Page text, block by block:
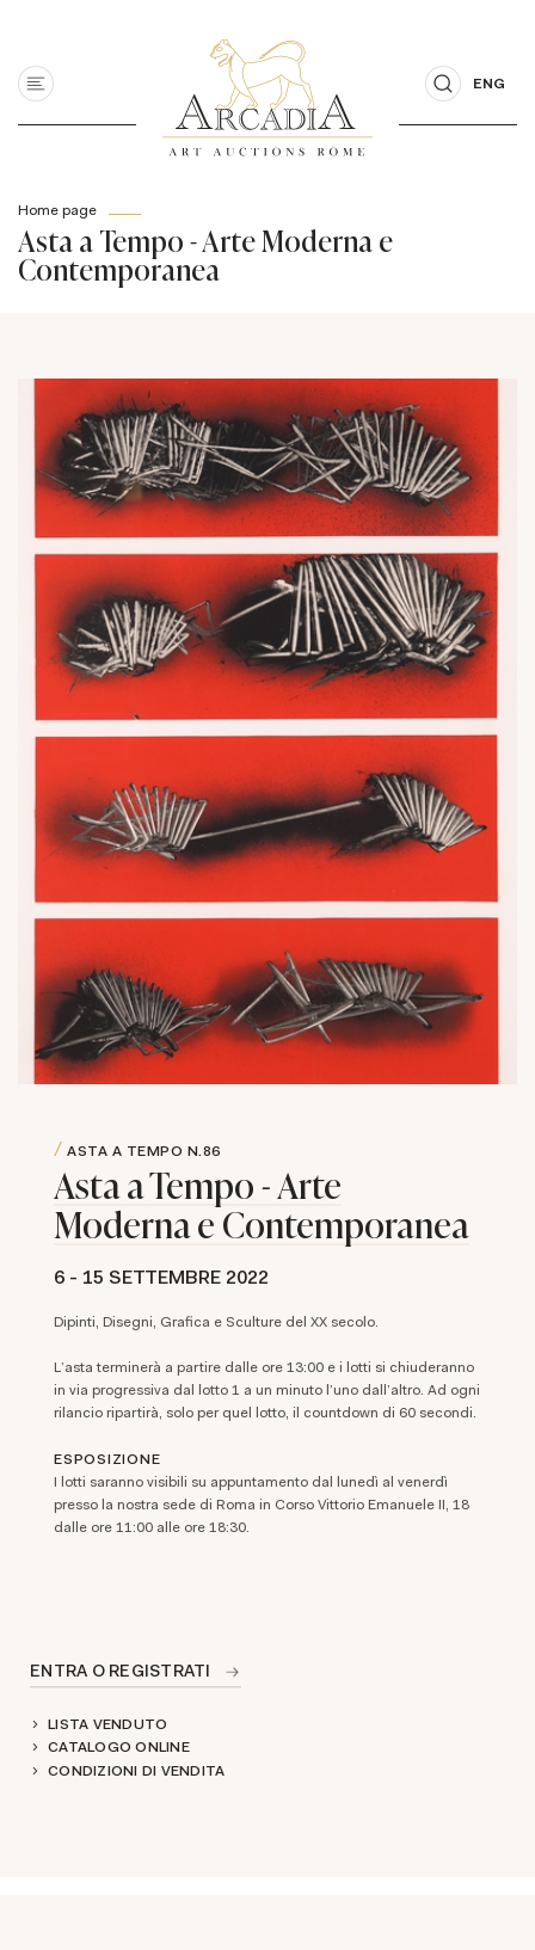
ENG
Home page
Asta a Tempo - Arte Moderna e
Contemporanea
ASTA A TEMPO N.86
Asta a Tempo - Arte
Moderna e Contemporanea
6 - 15 SETTEMBRE 2022
Dipinti, Disegni, Grafica e Sculture del XX secolo.
L'asta terminerà a partire dalle ore 13:00 e i lotti si chiuderanno
in via progressiva dal lotto 1 a un minuto l'uno dall'altro. Ad ogni
rilancio ripartirà, solo per quel lotto, il countdown di 60 secondi.
ESPOSIZIONE
I lotti saranno visibili su appuntamento dal lunedì al venerdì
presso la nostra sede di Roma in Corso Vittorio Emanuele II, 18
dalle ore 11:00 alle ore 18:30.
ENTRA O REGISTRATI
LISTA VENDUTO
CATALOGO ONLINE
CONDIZIONI DI VENDITA